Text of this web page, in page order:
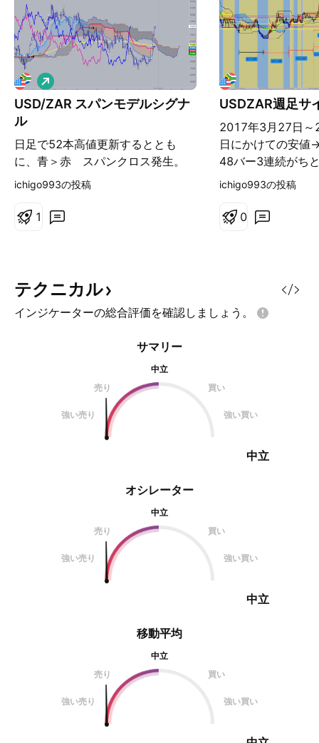
USD/ZAR スパンモデルシグナ
ル
日足で52本高値更新するととも
に、青＞赤 スパンクロス発生。
猶予期間5本待つと4月28日かもし
グするかなぁ。 一目雲と200EMA
ロ
ン
グ
ichigo993の投稿
1
USDZAR週足サ
2017年3月27日
日にかけての安値
48バー3連続がち
備忘録的な投稿。
て割と取引量の少
能性が大いにある
ンを浅ーく設定し
どしてロスカット
いいんかな～。
でいっちゃう？
ichigo993の投稿
0
テクニカル
インジケーターの総合評価を確認しましょう。
オシレーター
中立
売り
買い
強い売り 強い買い
中立
サマリー
中立
売り
買い
強い売り 強い買い
中立
移動平均
中立
売り
買い
強い売り 強い買い